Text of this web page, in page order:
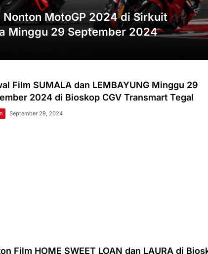
MotoGP 2024 di Sirkuit
Minggu 29 September 2024
Film SUMALA dan LEMBAYUNG Minggu 29
2024 di Bioskop CGV Transmart Tegal
September 29, 2024
Film HOME SWEET LOAN dan LAURA di